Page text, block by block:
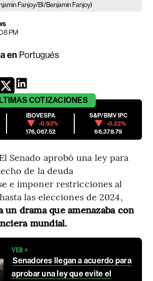
Fanjoy/Bl/Benjamin Fanjoy)
PM
en Portugués
COTIZACIONES
IBOVESPA
-0.93%
176,067.52
S&P/BMV IPC
-0.22%
66,378.79
Senado aprobó una ley para
de la deuda
e imponer restricciones al
las elecciones de 2024,
drama que amenazaba con
mundial.
VER +
Senadores llegan a acuerdo para
aprobar una ley que evite el